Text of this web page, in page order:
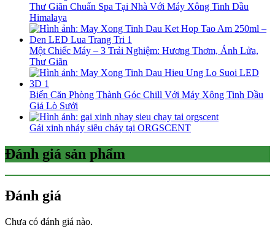
Thư Giãn Chuẩn Spa Tại Nhà Với Máy Xông Tinh Dầu
Himalaya
Một Chiếc Máy – 3 Trải Nghiệm: Hương Thơm, Ánh Lửa,
Thư Giãn
Biến Căn Phòng Thành Góc Chill Với Máy Xông Tinh Dầu
Giả Lò Sưởi
Gái xinh nhảy siêu cháy tại ORGSCENT
Đánh giá sản phẩm
Đánh giá
Chưa có đánh giá nào.